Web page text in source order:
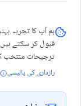
ہم آپ کا تجربہ
قبول کر سکتے
ترجیحات منتخب
رازداری کی پالیسی